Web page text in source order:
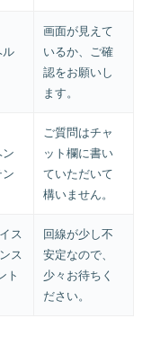
ル
画面が見えて
いるか、ご確
認をお願いし
ます。
ご質問はチャ
ット欄に書い
ていただいて
構いません。
ス
ス
ト
回線が少し不
安定なので、
少々お待ちく
ださい。